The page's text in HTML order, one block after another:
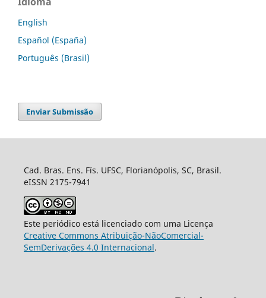
English
Español (España)
Português (Brasil)
Enviar Submissão
Cad. Bras. Ens. Fís. UFSC, Florianópolis, SC, Brasil.
eISSN 2175-7941
Este periódico está licenciado com uma Licença
Creative Commons Atribuição-NãoComercial-
SemDerivações 4.0 Internacional.